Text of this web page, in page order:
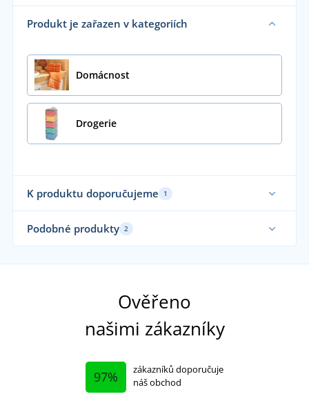
Produkt je zařazen v kategoriích
Domácnost
Drogerie
K produktu doporučujeme 1
Podobné produkty 2
Ověřeno
našimi zákazníky
97%
zákazníků doporučuje
náš obchod